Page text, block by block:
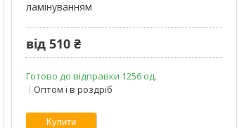
ламінуванням
від 510 ₴
Готово до відправки 1256 од.
Оптом і в роздріб
Купити